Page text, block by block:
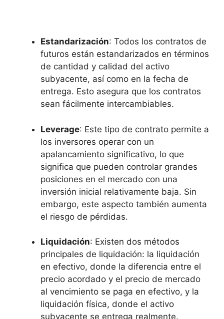
Estandarización: Todos los contratos de
futuros están estandarizados en términos
de cantidad y calidad del activo
subyacente, así como en​ la fecha de
entrega. Esto asegura que los ⁢contratos
sean fácilmente intercambiables.
Leverage: ⁢Este tipo de contrato permite a
los inversores operar con un
apalancamiento significativo, lo‍ que
significa que pueden controlar grandes
posiciones en el mercado ‌con una
inversión inicial ⁤relativamente baja. Sin
embargo, este aspecto también ⁤aumenta
​el ⁣riesgo de pérdidas.
Liquidación: ⁢Existen dos métodos
⁤principales de liquidación: ‍la liquidación
en efectivo, donde la diferencia entre el
precio acordado y el ⁣precio de mercado
al vencimiento​ se paga en efectivo,⁢ y la
‍liquidación física, donde el activo
subyacente se ​entrega ‍realmente.